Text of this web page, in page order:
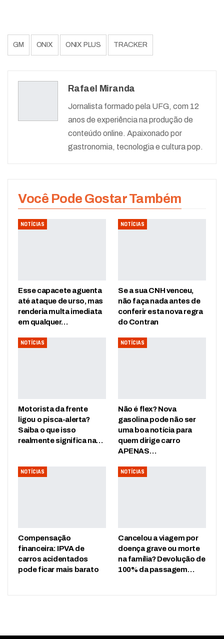
GM ONIX ONIX PLUS TRACKER
Rafael Miranda
Jornalista formado pela UFG, com 12
anos de experiência na produção de
conteúdo online. Apaixonado por
gastronomia, tecnologia e cultura pop.
Você Pode Gostar Também
NOTÍCIAS
Esse capacete aguenta
até ataque de urso, mas
renderia multa imediata
em qualquer…
NOTÍCIAS
Se a sua CNH venceu,
não faça nada antes de
conferir esta nova regra
do Contran
NOTÍCIAS
Motorista da frente
ligou o pisca-alerta?
Saiba o que isso
realmente significa na…
NOTÍCIAS
Não é flex? Nova
gasolina pode não ser
uma boa notícia para
quem dirige carro
APENAS…
NOTÍCIAS
Compensação
financeira: IPVA de
carros acidentados
pode ficar mais barato
NOTÍCIAS
Cancelou a viagem por
doença grave ou morte
na família? Devolução de
100% da passagem…